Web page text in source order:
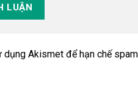
Akismet để hạn chế